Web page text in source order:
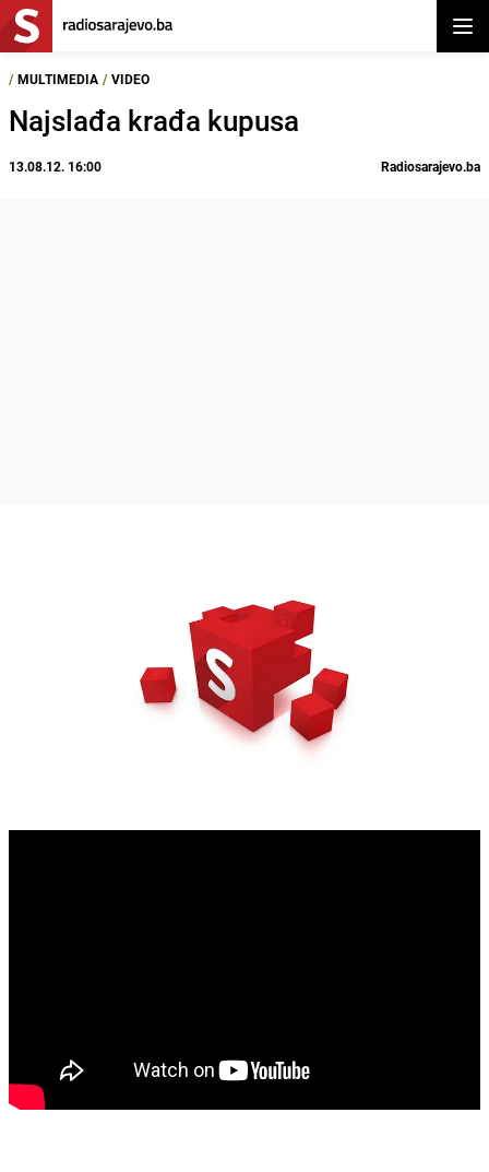
/ MULTIMEDIA / VIDEO
Najslađa krađa kupusa
13.08.12. 16:00 Radiosarajevo.ba